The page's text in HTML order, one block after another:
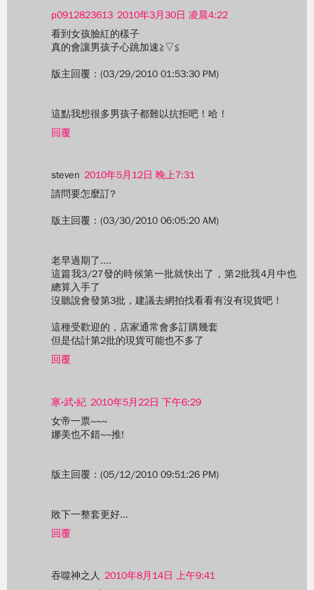
p0912823613 2010年3月30日 凌晨4:22
看到女孩臉紅的樣子
真的會讓男孩子心跳加速≧▽≦
版主回覆：(03/29/2010 01:53:30 PM)
這點我想很多男孩子都難以抗拒吧！哈！
回覆
steven 2010年5月12日 晚上7:31
請問要怎麼訂?
版主回覆：(03/30/2010 06:05:20 AM)
老早過期了....
這篇我3/27發的時候第一批就快出了，第2批我4月中也
總算入手了
沒聽說會發第3批，建議去網拍找看看有沒有現貨吧！
這種受歡迎的，店家通常會多訂購幾套
但是估計第2批的現貨可能也不多了
回覆
寒‧武‧紀 2010年5月22日 下午6:29
女帝一票~~~
娜美也不錯~~推!
版主回覆：(05/12/2010 09:51:26 PM)
敗下一整套更好...
回覆
吞噬神之人 2010年8月14日 上午9:41